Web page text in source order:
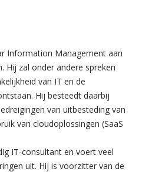
Information Management aan
Hij zal onder andere spreken
van IT en de
Hij besteedt daarbij
van uitbesteding van
van cloudoplossingen (SaaS
IT-consultant en voert veel
uit. Hij is voorzitter van de